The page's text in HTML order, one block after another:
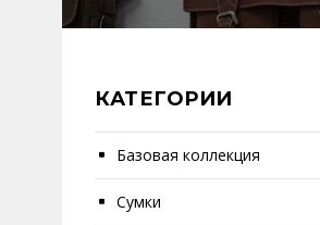
КАТЕГОРИИ
Базовая коллекция
Сумки